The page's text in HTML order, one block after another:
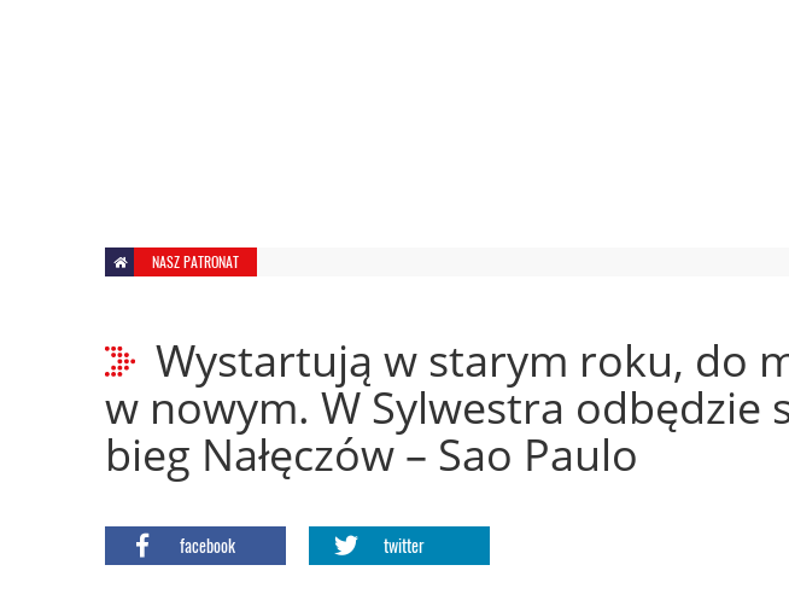
NASZ PATRONAT
Wystartują w starym roku, do
w nowym. W Sylwestra odbędzie
bieg Nałęczów – Sao Paulo
facebook twitter